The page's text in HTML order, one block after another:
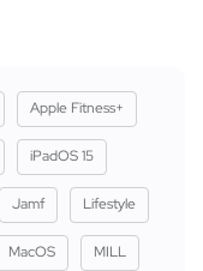
Apple Fitness+
iPadOS 15
Jamf Lifestyle
MacOS MILL